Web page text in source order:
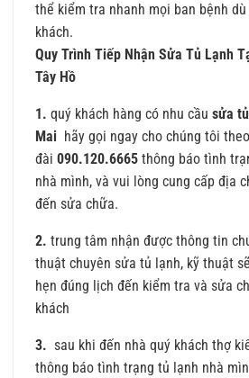
thể kiểm tra nhanh mọi ban bệnh
khách.
Quy Trình Tiếp Nhận Sửa Tủ Lạnh
Tây Hồ
1. quý khách hàng có nhu cầu sửa
Mai hãy gọi ngay cho chúng tôi
đài 090.120.6665 thông báo tình
nhà mình, và vui lòng cung cấp địa
đến sửa chữa.
2. trung tâm nhận được thông tin
thuật chuyên sửa tủ lạnh, kỹ thuật
hẹn đúng lịch đến kiểm tra và sửa
khách
3. sau khi đến nhà quý khách thợ
thông báo tình trạng tủ lạnh nhà